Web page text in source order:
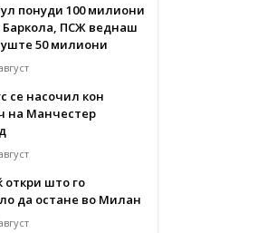
понуди 100 милиони
Баркола, ПСЖ веднаш
уште 50 милиони
се насочил кон
на Манчестер
откри што го
да остане во Милан